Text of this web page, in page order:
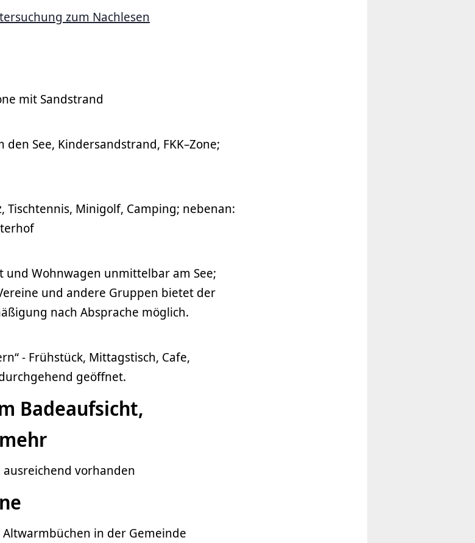
zum Nachlesen
mit Sandstrand
See, Kindersandstrand, FKK–Zone;
Tischtennis, Minigolf, Camping; nebenan:
Wohnwagen unmittelbar am See;
und andere Gruppen bietet der
nach Absprache möglich.
- Frühstück, Mittagstisch, Cafe,
geöffnet.
Badeaufsicht,
vorhanden
in der Gemeinde